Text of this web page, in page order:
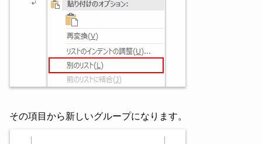
その項目から新しいグループになります。